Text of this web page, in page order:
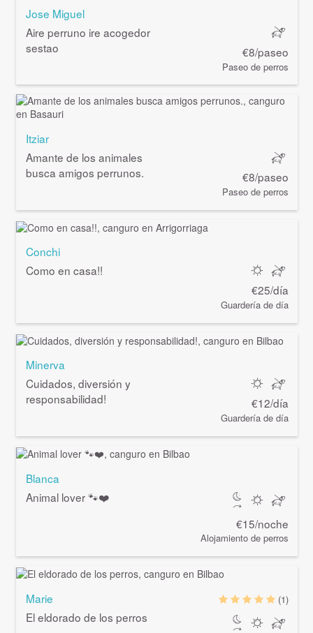
Jose Miguel
Aire perruno ire acogedor
sestao
€8/paseo
Paseo de perros
Itziar
Amante de los animales
busca amigos perrunos.
€8/paseo
Paseo de perros
Conchi
Como en casa!!
€25/día
Guardería de día
Minerva
Cuidados, diversión y
responsabilidad!
€12/día
Guardería de día
Blanca
Animal lover 🐾❤️
€15/noche
Alojamiento de perros
Marie
El eldorado de los perros
(1)